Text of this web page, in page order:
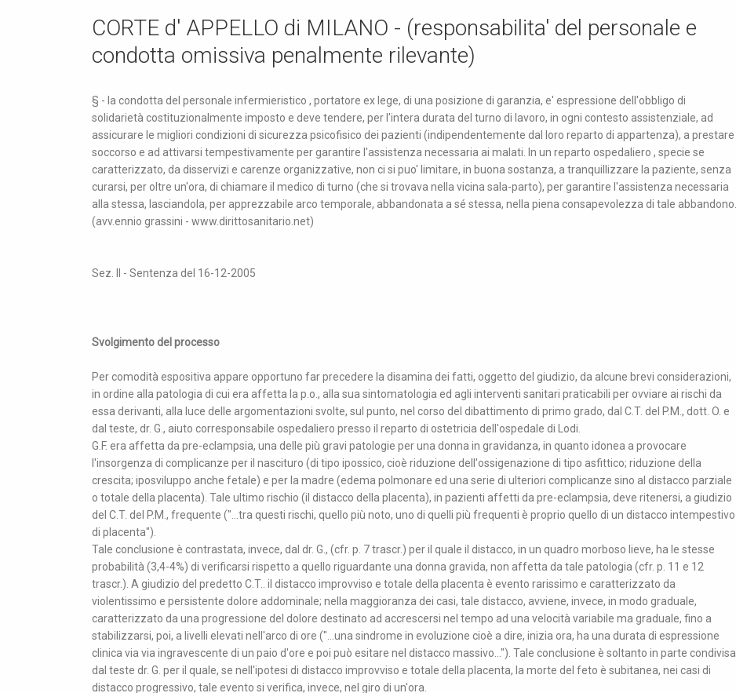
CORTE d' APPELLO di MILANO - (responsabilita' del personale e
condotta omissiva penalmente rilevante)
§ - la condotta del personale infermieristico , portatore ex lege, di una posizione di garanzia, e' espressione dell'obbligo di
solidarietà costituzionalmente imposto e deve tendere, per l'intera durata del turno di lavoro, in ogni contesto assistenziale, ad
assicurare le migliori condizioni di sicurezza psicofisico dei pazienti (indipendentemente dal loro reparto di appartenza), a prestare
soccorso e ad attivarsi tempestivamente per garantire l'assistenza necessaria ai malati. In un reparto ospedaliero , specie se
caratterizzato, da disservizi e carenze organizzative, non ci si puo' limitare, in buona sostanza, a tranquillizzare la paziente, senza
curarsi, per oltre un'ora, di chiamare il medico di turno (che si trovava nella vicina sala-parto), per garantire l'assistenza necessaria
alla stessa, lasciandola, per apprezzabile arco temporale, abbandonata a sé stessa, nella piena consapevolezza di tale abbandono.
(avv.ennio grassini - www.dirittosanitario.net)
Sez. II - Sentenza del 16-12-2005
Svolgimento del processo
Per comodità espositiva appare opportuno far precedere la disamina dei fatti, oggetto del giudizio, da alcune brevi considerazioni,
in ordine alla patologia di cui era affetta la p.o., alla sua sintomatologia ed agli interventi sanitari praticabili per ovviare ai rischi da
essa derivanti, alla luce delle argomentazioni svolte, sul punto, nel corso del dibattimento di primo grado, dal C.T. del P.M., dott. O. e
dal teste, dr. G., aiuto corresponsabile ospedaliero presso il reparto di ostetricia dell'ospedale di Lodi.
G.F. era affetta da pre-eclampsia, una delle più gravi patologie per una donna in gravidanza, in quanto idonea a provocare
l'insorgenza di complicanze per il nascituro (di tipo ipossico, cioè riduzione dell'ossigenazione di tipo asfittico; riduzione della
crescita; iposviluppo anche fetale) e per la madre (edema polmonare ed una serie di ulteriori complicanze sino al distacco parziale
o totale della placenta). Tale ultimo rischio (il distacco della placenta), in pazienti affetti da pre-eclampsia, deve ritenersi, a giudizio
del C.T. del P.M., frequente ("...tra questi rischi, quello più noto, uno di quelli più frequenti è proprio quello di un distacco intempestivo
di placenta").
Tale conclusione è contrastata, invece, dal dr. G., (cfr. p. 7 trascr.) per il quale il distacco, in un quadro morboso lieve, ha le stesse
probabilità (3,4-4%) di verificarsi rispetto a quello riguardante una donna gravida, non affetta da tale patologia (cfr. p. 11 e 12
trascr.). A giudizio del predetto C.T.. il distacco improvviso e totale della placenta è evento rarissimo e caratterizzato da
violentissimo e persistente dolore addominale; nella maggioranza dei casi, tale distacco, avviene, invece, in modo graduale,
caratterizzato da una progressione del dolore destinato ad accrescersi nel tempo ad una velocità variabile ma graduale, fino a
stabilizzarsi, poi, a livelli elevati nell'arco di ore ("...una sindrome in evoluzione cioè a dire, inizia ora, ha una durata di espressione
clinica via via ingravescente di un paio d'ore e poi può esitare nel distacco massivo..."). Tale conclusione è soltanto in parte condivisa
dal teste dr. G. per il quale, se nell'ipotesi di distacco improvviso e totale della placenta, la morte del feto è subitanea, nei casi di
distacco progressivo, tale evento si verifica, invece, nel giro di un'ora.